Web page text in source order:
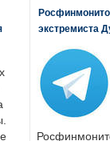
экстремиста